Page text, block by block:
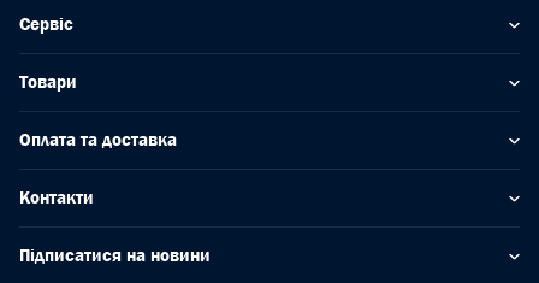
Сервіс
Товари
Оплата та доставка
Контакти
Підписатися на новини